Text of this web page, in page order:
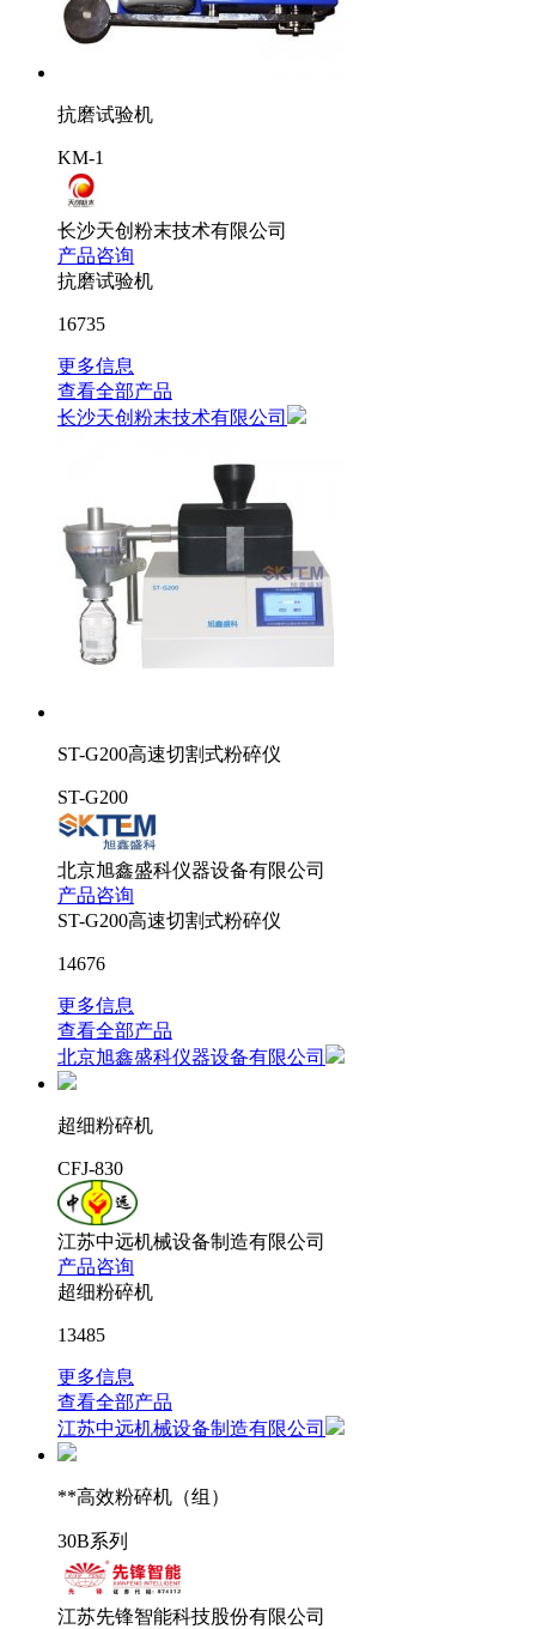
抗磨试验机
KM-1
长沙天创粉末技术有限公司
产品咨询
抗磨试验机
16735
更多信息
查看全部产品
长沙天创粉末技术有限公司
ST-G200高速切割式粉碎仪
ST-G200
北京旭鑫盛科仪器设备有限公司
产品咨询
ST-G200高速切割式粉碎仪
14676
更多信息
查看全部产品
北京旭鑫盛科仪器设备有限公司
超细粉碎机
CFJ-830
江苏中远机械设备制造有限公司
产品咨询
超细粉碎机
13485
更多信息
查看全部产品
江苏中远机械设备制造有限公司
**高效粉碎机（组）
30B系列
江苏先锋智能科技股份有限公司